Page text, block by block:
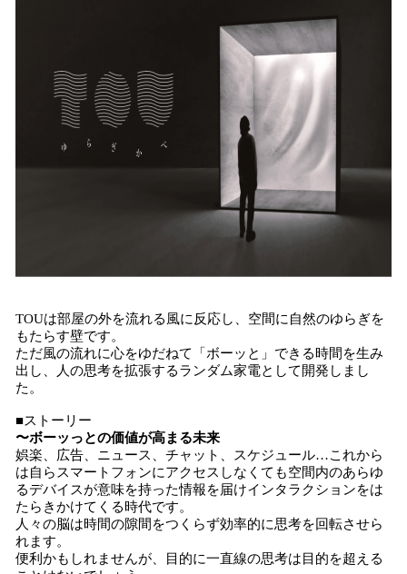
TOUは部屋の外を流れる風に反応し、空間に自然のゆらぎを
もたらす壁です。
ただ風の流れに心をゆだねて「ボーッと」できる時間を生み
出し、人の思考を拡張するランダム家電として開発しまし
た。
■ストーリー
〜ボーッっとの価値が高まる未来
娯楽、広告、ニュース、チャット、スケジュール…これから
は自らスマートフォンにアクセスしなくても空間内のあらゆ
るデバイスが意味を持った情報を届けインタラクションをは
たらきかけてくる時代です。
人々の脳は時間の隙間をつくらず効率的に思考を回転させら
れます。
便利かもしれませんが、目的に一直線の思考は目的を超える